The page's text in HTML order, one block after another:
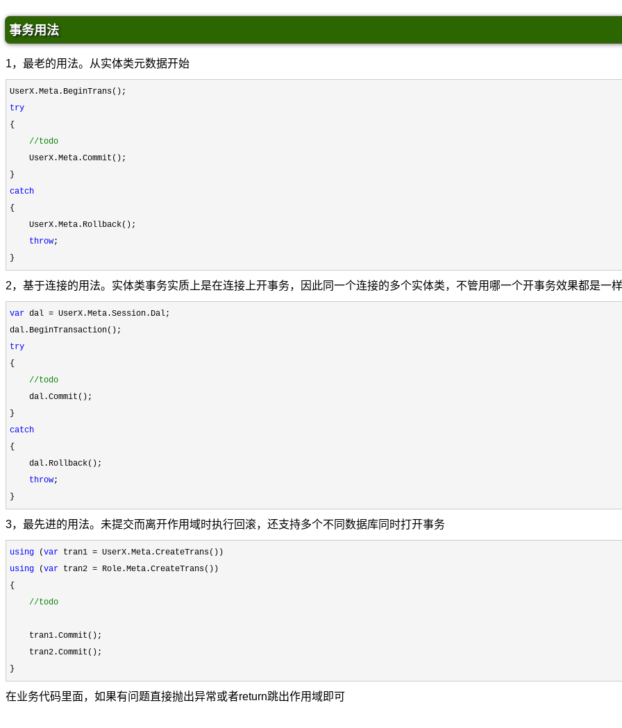
事务用法
1，最老的用法。从实体类元数据开始
try
{
//todo
    UserX.Meta.Commit();
catch
{
    UserX.Meta.Rollback();
throw;
}
2，基于连接的用法。实体类事务实质上是在连接上开事务，因此同一个连接的多个实体类，不管用哪一个开事务效果都是一
var dal = UserX.Meta.Session.Dal;
try
{
//todo
    dal.Commit();
catch
{
    dal.Rollback();
throw;
}
3，最先进的用法。未提交而离开作用域时执行回滚，还支持多个不同数据库同时打开事务
using (var tran1 =
using (var tran2 = Role.Meta.CreateTrans())
{
//todo
    tran1.Commit();
    tran2.Commit();
}
在业务代码里面，如果有问题直接抛出异常或者return跳出作用域即可